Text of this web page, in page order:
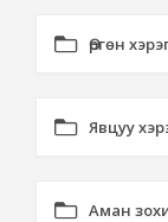
Өргөн
Явцуу
Аман